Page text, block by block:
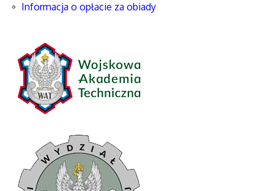
Informacja o opłacie za obiady